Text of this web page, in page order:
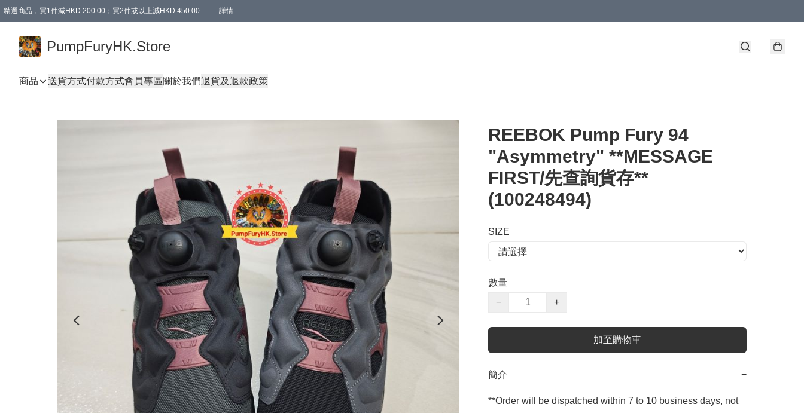
精選商品，買1件減HKD 200.00；買2件或以上減HKD 450.00 詳情
PumpFuryHK.Store
商品 送貨方式付款方式會員專區關於我們退貨及退款政策
REEBOK Pump Fury 94
"Asymmetry" **MESSAGE
FIRST/先查詢貨存**
(100248494)
SIZE
數量
−
+
加至購物車
簡介 −
**Order will be dispatched within 7 to 10 business days, not